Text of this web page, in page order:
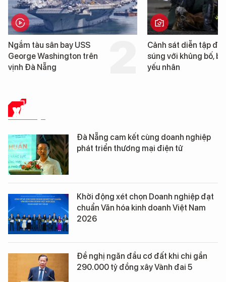
Cảnh sát diễn tập đấu
súng với khủng bố, bảo vệ
yếu nhân
Cận cảnh chiến hạm
tống tàu sân bay USS
George Washington
XÃ HỘI
Đà Nẵng cam kết cùng doanh nghiệp
phát triển thương mại điện tử
Khởi động xét chọn Doanh nghiệp đạt
chuẩn Văn hóa kinh doanh Việt Nam
2026
Đề nghị ngăn đầu cơ đất khi chi gần
290.000 tỷ đồng xây Vành đai 5